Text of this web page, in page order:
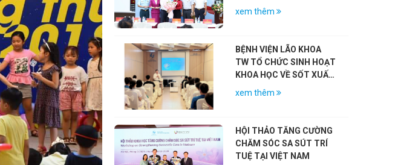
CÁCH MẠNG NHÂN KỶ
(27/7/1947 – 27/7/2026)
xem thêm
BỆNH VIỆN LÃO KHOA
TW TỔ CHỨC SINH HOẠT
KHOA HỌC VỀ SỐT XUẤT
HUYẾT DENGUE VÀ VAI
xem thêm
HỘI THẢO TĂNG CƯỜNG
CHĂM SÓC SA SÚT TRÍ
TUỆ TẠI VIỆT NAM